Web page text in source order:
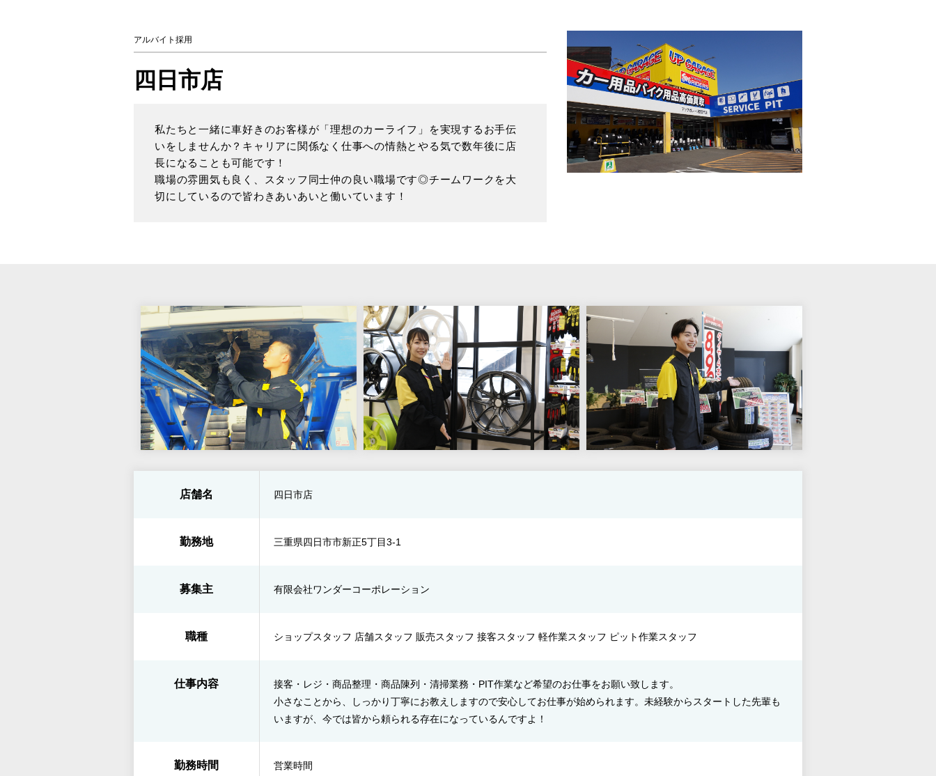
アルバイト採用
四日市店
私たちと一緒に車好きのお客様が「理想のカーライフ」を実現するお手伝
いをしませんか？キャリアに関係なく仕事への情熱とやる気で数年後に店
長になることも可能です！
職場の雰囲気も良く、スタッフ同士仲の良い職場です◎チームワークを大
切にしているので皆わきあいあいと働いています！
店舗名 四日市店
勤務地 三重県四日市市新正5丁目3-1
募集主 有限会社ワンダーコーポレーション
職種 ショップスタッフ 店舗スタッフ 販売スタッフ 接客スタッフ 軽作業スタッフ ピット作業スタッフ
仕事内容
接客・レジ・商品整理・商品陳列・清掃業務・PIT作業など希望のお仕事をお願い致します。
小さなことから、しっかり丁寧にお教えしますので安心してお仕事が始められます。未経験からスタートした先輩も
いますが、今では皆から頼られる存在になっているんですよ！
勤務時間
営業時間